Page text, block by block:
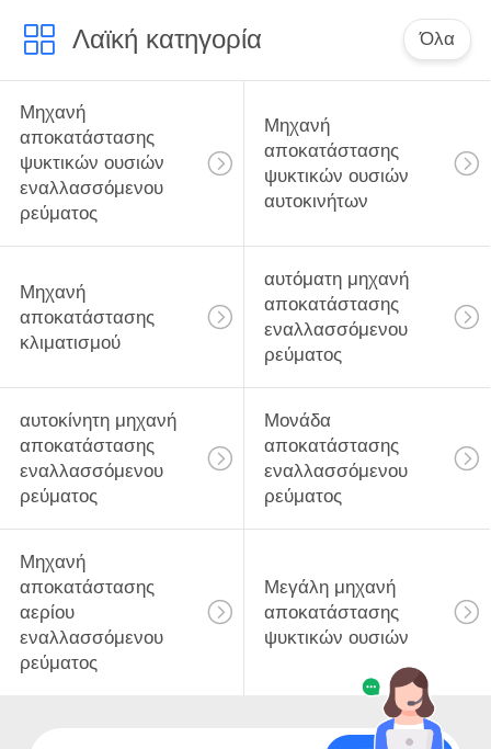
δοκιμή διαρροών
Λαϊκή κατηγορία Όλα
Μηχανή
αποκατάστασης
ψυκτικών ουσιών
εναλλασσόμενου
ρεύματος
Μηχανή
αποκατάστασης
ψυκτικών ουσιών
αυτοκινήτων
Μηχανή
αποκατάστασης
κλιματισμού
αυτόματη μηχανή
αποκατάστασης
εναλλασσόμενου
ρεύματος
αυτοκίνητη μηχανή
αποκατάστασης
εναλλασσόμενου
ρεύματος
Μονάδα
αποκατάστασης
εναλλασσόμενου
ρεύματος
Μηχανή
αποκατάστασης
αερίου
εναλλασσόμενου
ρεύματος
Μεγάλη μηχανή
αποκατάστασης
ψυκτικών ουσιών